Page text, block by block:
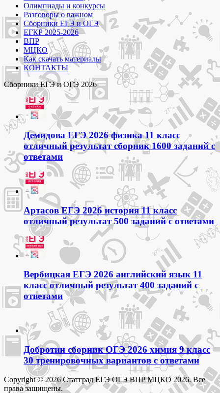
Олимпиады и конкурсы
Разговоры о важном
Сборники ЕГЭ и ОГЭ
ЕГКР 2025-2026
ВПР
МЦКО
Как скачать материалы
КОНТАКТЫ
Сборники ЕГЭ и ОГЭ 2026
Демидова ЕГЭ 2026 физика 11 класс
отличный результат сборник 1600 заданий с
ответами
Артасов ЕГЭ 2026 история 11 класс
отличный результат 500 заданий с ответами
Вербицкая ЕГЭ 2026 английский язык 11
класс отличный результат 400 заданий с
ответами
Добротин сборник ОГЭ 2026 химия 9 класс
30 тренировочных вариантов с ответами
Copyright © 2026 Статград ЕГЭ ОГЭ ВПР МЦКО 2026. Все
права защищены.